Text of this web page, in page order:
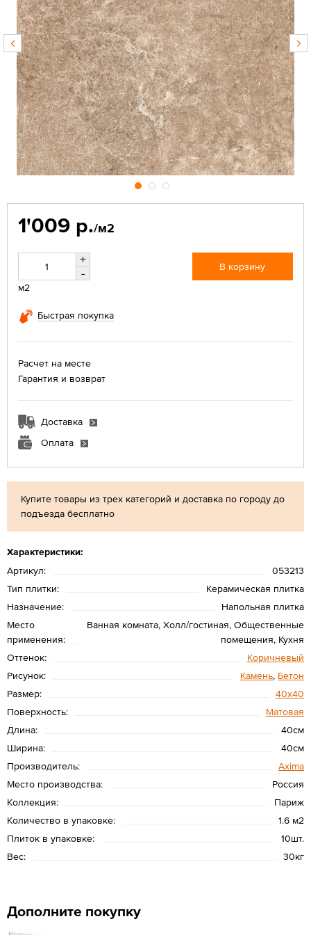
Купите товары из трех категорий и доставка по городу до
подъезда бесплатно
Характеристики:
Артикул:
053213
Тип плитки:
Керамическая плитка
Назначение:
Напольная плитка
Место
применения:
Ванная комната, Холл/гостиная, Общественные
помещения, Кухня
Оттенок:
Коричневый
Рисунок:
Камень, Бетон
Размер:
40х40
Поверхность:
Матовая
Длина:
40см
Ширина:
40см
Производитель:
Axima
Место производства:
Россия
Коллекция:
Париж
Количество в упаковке:
1.6 м2
Плиток в упаковке:
10шт.
Вес:
30кг
1'009 р./м2
+
-
м2
В корзину
Быстрая покупка
Расчет на месте
Гарантия и возврат
Доставка
Оплата
Дополните покупку